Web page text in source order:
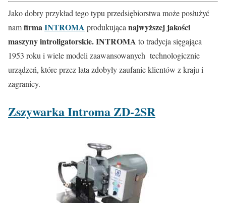
Jako dobry przykład tego typu przedsiębiorstwa może posłużyć
namfirmaINTROMA produkująca najwyższej jakości
maszyny introligatorskie.INTROMA to tradycja sięgająca
1953 roku i wiele modeli zaawansowanych technologicznie
urządzeń, które przez lata zdobyły zaufanie klientów z kraju i
zagranicy.
Zszywarka Introma ZD-2SR